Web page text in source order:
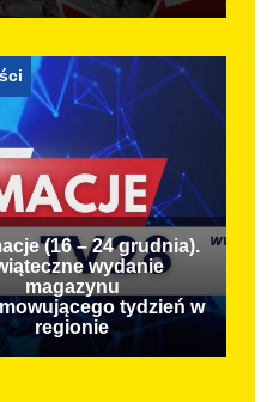
(16 – 24 grudnia).
wydanie
magazynu
tydzień w
regionie